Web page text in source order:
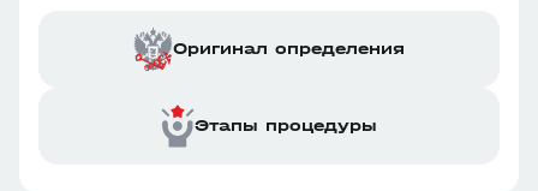
Оригинал определения
Этапы процедуры